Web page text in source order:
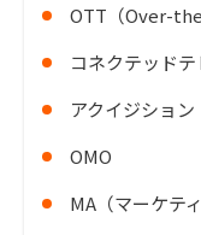
OTT（Over-
コネクテッドテ
アクイジション
OMO
MA（マーケテ